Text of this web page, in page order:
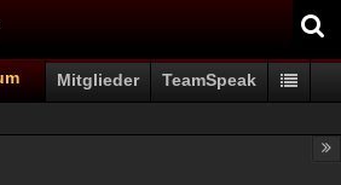
Mitglieder TeamSpeak